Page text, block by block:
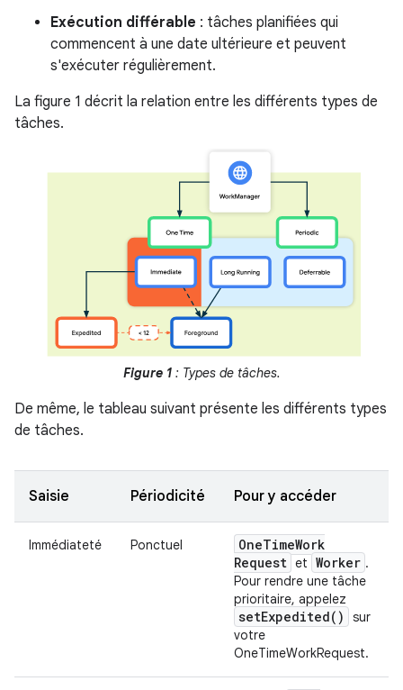
Exécution différable : tâches planifiées qui
commencent à une date ultérieure et peuvent
s'exécuter régulièrement.
La figure 1 décrit la relation entre les différents types de
tâches.
Figure 1: Types de tâches.
De même, le tableau suivant présente les différents types
de tâches.
Saisie Périodicité Pour y accéder
Immédiateté Ponctuel OneTimeWork
Request et Worker .
Pour rendre une tâche
prioritaire, appelez
setExpedited( )
sur
votre
OneTimeWorkRequest.